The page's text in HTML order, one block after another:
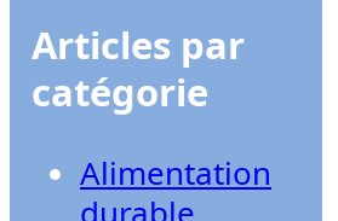
Articles par
catégorie
Alimentation
durable